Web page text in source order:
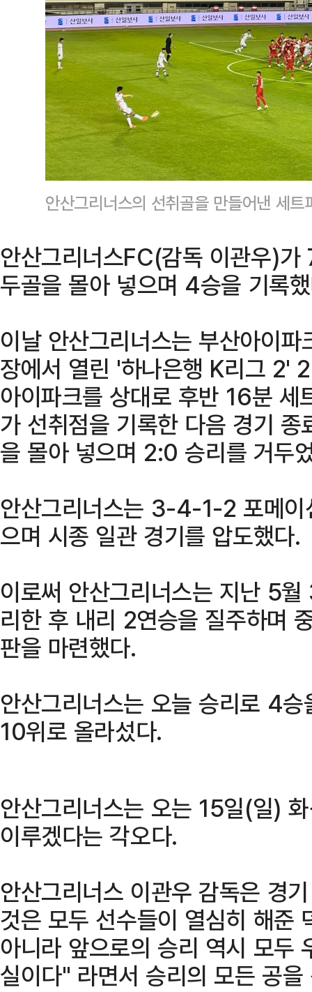
안산그리너스의 선취골을 만들어낸 세
안산그리너스FC(감독 이관우)
두골을 몰아 넣으며 4승을 기록
이날 안산그리너스는 부산아이
장에서 열린 '하나은행 K리그 2'
아이파크를 상대로 후반 16분 세
가 선취점을 기록한 다음 경기
을 몰아 넣으며 2:0 승리를 거두
안산그리너스는 3-4-1-2 포메이
으며 시종 일관 경기를 압도했다.
이로써 안산그리너스는 지난 5
리한 후 내리 2연승을 질주하며
판을 마련했다.
안산그리너스는 오늘 승리로 4
10위로 올라섰다.
안산그리너스는 오는 15일(일)
이루겠다는 각오다.
안산그리너스 이관우 감독은 경
것은 모두 선수들이 열심히 해준
아니라 앞으로의 승리 역시 모두
실이다" 라면서 승리의 모든 공